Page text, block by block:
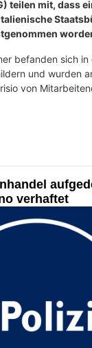
teilen mit, dass
befanden sich in
und wurden
von
verhaftet